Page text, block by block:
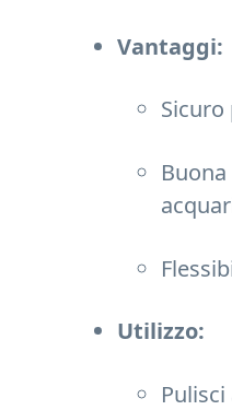
Vantaggi:
Sicuro
Utilizzo: